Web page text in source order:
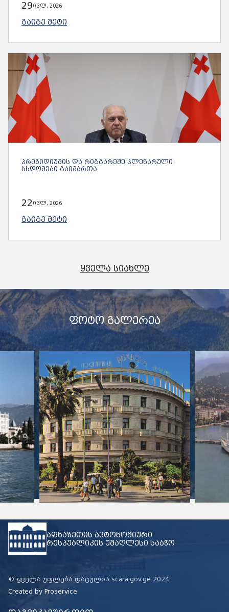
29ივლ, 2026
ᲒᲐᲘᲒᲔ ᲛᲔᲢᲘ
ᲞᲠᲔᲖᲘᲓᲘᲣᲛᲘᲡ ᲓᲐ ᲠᲘᲒᲒᲐᲠᲔᲨᲔ ᲞᲚᲔᲜᲐᲠᲣᲚᲘ
ᲡᲮᲓᲝᲛᲔᲑᲘ ᲒᲐᲘᲛᲐᲠᲗᲐ
22 ივლ, 2026
ᲒᲐᲘᲒᲔ ᲛᲔᲢᲘ
ᲧᲕᲔᲚᲐ ᲡᲘᲐᲮᲚᲔ
ᲤᲝᲢᲝ ᲒᲐᲚᲔᲠᲔᲐ
აფხაზეთის ავტონომიური
რესპუბლიკის უმაღლესი საბჭო
© ყველა უფლება დაცულია scara.gov.ge 2024
Created by Proservice